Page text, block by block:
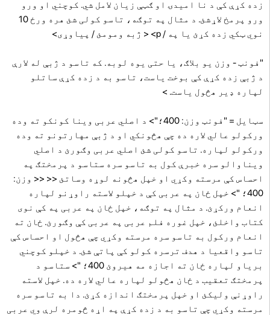
زده کړې کې د نا امیدۍ او ګټې زیان لامل شي. کوچني او ورو
ورو پرمخ لاړشئ. د مثال په توګه، تاسو کولی شئ هره ورځ 10
نوي ټکي زده کړئ یا په / p> < ژبه ومومئ / پیاوړی>
"فونټ - وزن یو بلاګ، یا حتی یوه لوبه. که تاسو د ژبې له لارې
د ژبې زده کړې کې بوخت یاست، تاسو به د زده کړې ساتلو
لپاره ډیر هڅول یاست. >
سټایل = "فونټ وزن: 400؛"> د اصلي عربی وینا کونکو ته وده
ورکولو عالي لاره ده چې هڅونکي او د ژبې مهارتونو ته وده
ورکولو لپاره. تاسو کولی شئ اصلي عربی وګورئ د اصلي
ویناوالو سره خبرې کول به تاسو سره ستاسو د پرمختګ په
احساس کې مرسته وکړي او خپل هڅونه لوړه وساتئ << << وزن:
400؛ "> خپل ځان په عربی کې د خپلو لاسته راوړنو لپاره
انعام ورکړئ. د مثال په توګه، خپل ځان په عربی په کې نوی
کتاب واخلئ، خپل غوره فلم عربی په عربی کې وګورئ. ځان ته
انعام ورکول به تاسو سره مرسته وکړي چې هڅول او احساس کې
تاسو واقعیا د هدف ترسره کولو کې پاتې شئ. د خپلو کوچني
بریاو لپاره ځان ته اجازه مه هیروئ 400؛ "> ستاسو د
پرمختګ تعقیب د ځان هڅولو لپاره عالي لاره ده. خپل لاسته
راوړنې ولیکئ او خپل پرمختګ اندازه کړئ. دا به تاسو سره
مرسته وکړي چې تاسو به د زده کړې په اړه څومره لرې وي عربی